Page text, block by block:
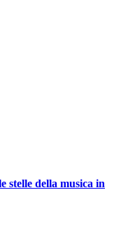
stelle della musica in